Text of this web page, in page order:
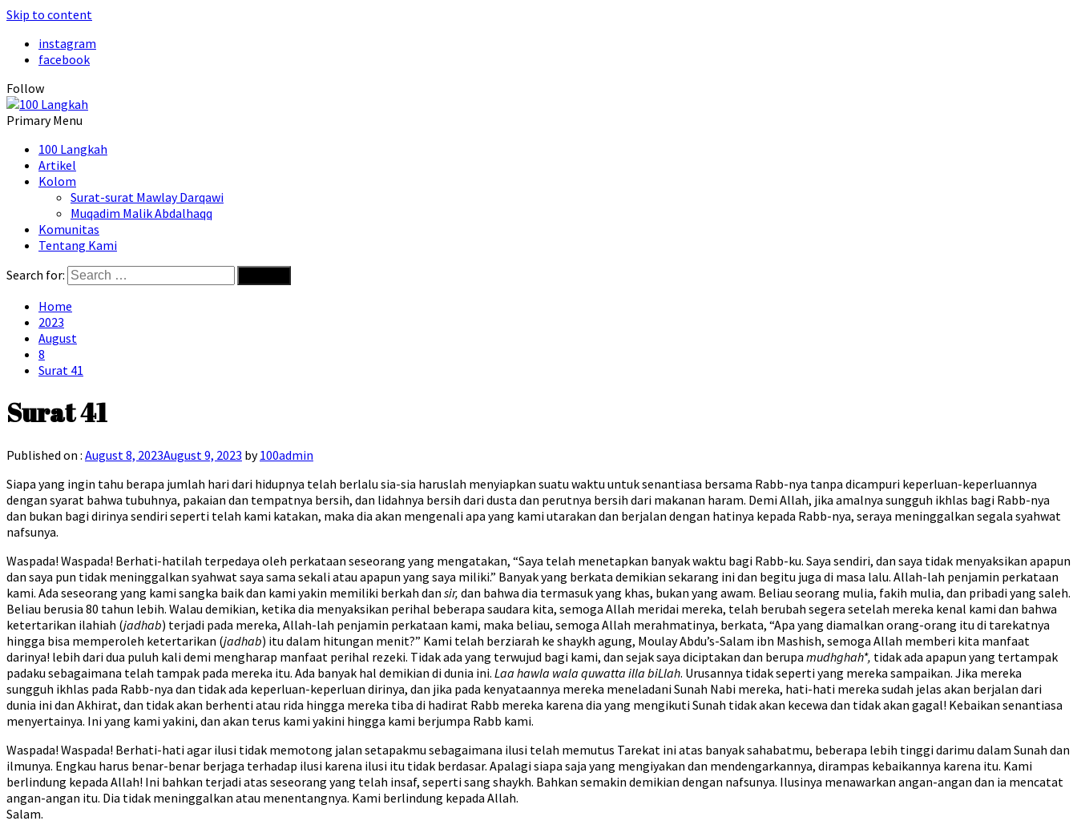
Skip to content
instagram
facebook
Follow
Primary Menu
100 Langkah
Artikel
Kolom
Surat-surat Mawlay Darqawi
Muqadim Malik Abdalhaqq
Komunitas
Tentang Kami
Search for:
Home
2023
August
8
Surat 41
Surat 41
Published on : August 8, 2023August 9, 2023 by100admin
Siapa yang ingin tahu berapa jumlah hari dari hidupnya telah berlalu sia-sia haruslah menyiapkan suatu waktu untuk senantiasa bersama Rabb-nya tanpa dicampuri keperluan-keperluannya
dengan syarat bahwa tubuhnya, pakaian dan tempatnya bersih, dan lidahnya bersih dari dusta dan perutnya bersih dari makanan haram. Demi Allah, jika amalnya sungguh ikhlas bagi Rabb-nya
dan bukan bagi dirinya sendiri seperti telah kami katakan, maka dia akan mengenali apa yang kami utarakan dan berjalan dengan hatinya kepada Rabb-nya, seraya meninggalkan segala syahwat
nafsunya.
Waspada! Waspada! Berhati-hatilah terpedaya oleh perkataan seseorang yang mengatakan, “Saya telah menetapkan banyak waktu bagi Rabb-ku. Saya sendiri, dan saya tidak menyaksikan apapun
dan saya pun tidak meninggalkan syahwat saya sama sekali atau apapun yang saya miliki.” Banyak yang berkata demikian sekarang ini dan begitu juga di masa lalu. Allah-lah penjamin perkataan
kami. Ada seseorang yang kami sangka baik dan kami yakin memiliki berkah dan sir, dan bahwa dia termasuk yang khas, bukan yang awam. Beliau seorang mulia, fakih mulia, dan pribadi yang saleh.
Beliau berusia 80 tahun lebih. Walau demikian, ketika dia menyaksikan perihal beberapa saudara kita, semoga Allah meridai mereka, telah berubah segera setelah mereka kenal kami dan bahwa
ketertarikan ilahiah (jadhab) terjadi pada mereka, Allah-lah penjamin perkataan kami, maka beliau, semoga Allah merahmatinya, berkata, “Apa yang diamalkan orang-orang itu di tarekatnya
hingga bisa memperoleh ketertarikan (jadhab) itu dalam hitungan menit?” Kami telah berziarah ke shaykh agung, Moulay Abdu’s-Salam ibn Mashish, semoga Allah memberi kita manfaat
darinya! lebih dari dua puluh kali demi mengharap manfaat perihal rezeki. Tidak ada yang terwujud bagi kami, dan sejak saya diciptakan dan berupa mudhghah*, tidak ada apapun yang tertampak
padaku sebagaimana telah tampak pada mereka itu. Ada banyak hal demikian di dunia ini. Laa hawla wala quwatta illa biLlah. Urusannya tidak seperti yang mereka sampaikan. Jika mereka
sungguh ikhlas pada Rabb-nya dan tidak ada keperluan-keperluan dirinya, dan jika pada kenyataannya mereka meneladani Sunah Nabi mereka, hati-hati mereka sudah jelas akan berjalan dari
dunia ini dan Akhirat, dan tidak akan berhenti atau rida hingga mereka tiba di hadirat Rabb mereka karena dia yang mengikuti Sunah tidak akan kecewa dan tidak akan gagal! Kebaikan senantiasa
menyertainya. Ini yang kami yakini, dan akan terus kami yakini hingga kami berjumpa Rabb kami.
Waspada! Waspada! Berhati-hati agar ilusi tidak memotong jalan setapakmu sebagaimana ilusi telah memutus Tarekat ini atas banyak sahabatmu, beberapa lebih tinggi darimu dalam Sunah dan
ilmunya. Engkau harus benar-benar berjaga terhadap ilusi karena ilusi itu tidak berdasar. Apalagi siapa saja yang mengiyakan dan mendengarkannya, dirampas kebaikannya karena itu. Kami
berlindung kepada Allah! Ini bahkan terjadi atas seseorang yang telah insaf, seperti sang shaykh. Bahkan semakin demikian dengan nafsunya. Ilusinya menawarkan angan-angan dan ia mencatat
angan-angan itu. Dia tidak meninggalkan atau menentangnya. Kami berlindung kepada Allah.
Salam.